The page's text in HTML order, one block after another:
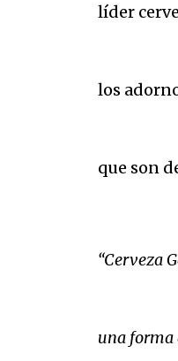
líder
los
que son
“Cerveza
una forma